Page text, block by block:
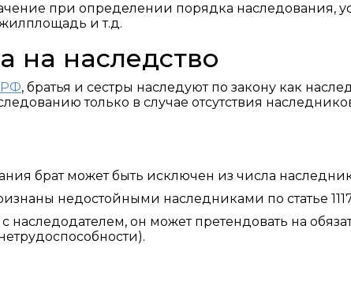
при определении порядка наследования,
жилплощадь и т.д.
на наследство
РФ, братья и сестры наследуют по закону как
только в случае отсутствия
брат может быть исключен из числа
недостойными наследниками по статье
наследодателем, он может претендовать на